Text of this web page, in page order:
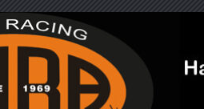
Racing
4 Meile